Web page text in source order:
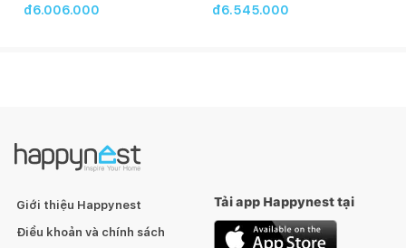
đ6.006.000 đ6.545.000
Giới thiệu Happynest
Điều khoản và chính sách
Tải app Happynest tại